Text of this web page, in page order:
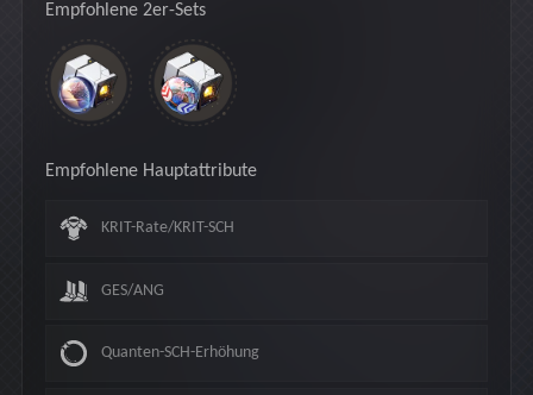
Empfohlene 2er-Sets
Empfohlene Hauptattribute
KRIT-Rate/KRIT-SCH
GES/ANG
Quanten-SCH-Erhöhung